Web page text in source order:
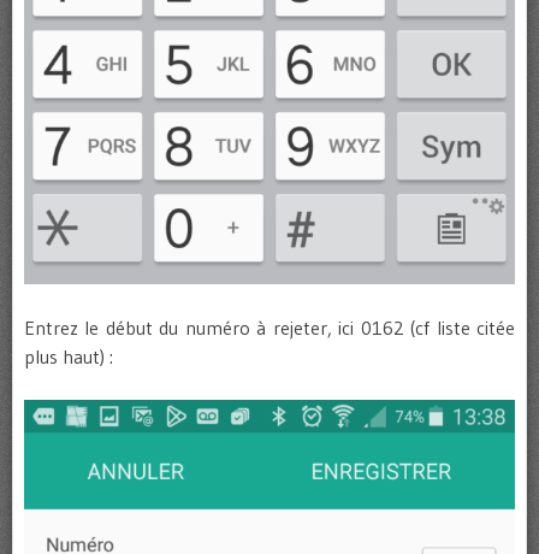
Entrez le début du numéro à rejeter, ici 0162 (cf liste citée
plus haut) :